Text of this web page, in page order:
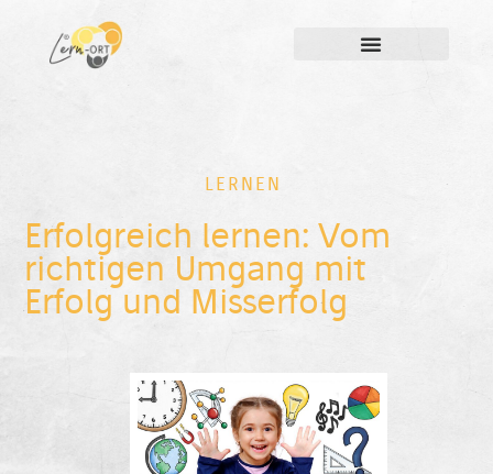
LERNEN
Erfolgreich lernen: Vom
richtigen Umgang mit
Erfolg und Misserfolg